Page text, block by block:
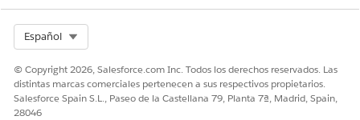
Español
© Copyright 2026, Salesforce.com Inc. Todos los derechos reservados. Las
distintas marcas comerciales pertenecen a sus respectivos propietarios.
Salesforce Spain S.L., Paseo de la Castellana 79, Planta 7ª, Madrid, Spain,
28046